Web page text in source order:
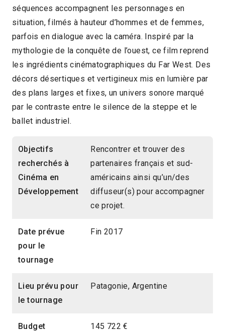
séquences accompagnent les personnages en
situation, filmés à hauteur d’hommes et de femmes,
parfois en dialogue avec la caméra. Inspiré par la
mythologie de la conquête de l’ouest, ce film reprend
les ingrédients cinématographiques du Far West. Des
décors désertiques et vertigineux mis en lumière par
des plans larges et fixes, un univers sonore marqué
par le contraste entre le silence de la steppe et le
ballet industriel.
Objectifs
recherchés à
Cinéma en
Développement
Rencontrer et trouver des
partenaires français et sud-
américains ainsi qu’un/des
diffuseur(s) pour accompagner
ce projet.
Date prévue
pour le
tournage
Fin 2017
Lieu prévu pour
le tournage
Patagonie, Argentine
Budget 145 722 €